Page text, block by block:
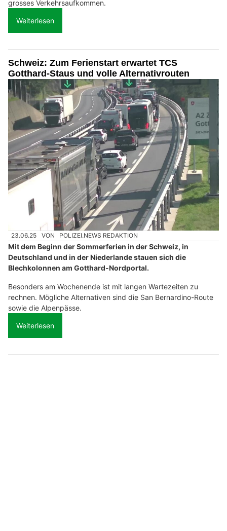
grosses Verkehrsaufkommen.
Weiterlesen
Schweiz: Zum Ferienstart erwartet TCS
Gotthard-Staus und volle Alternativrouten
23.06.25 VON POLIZEI.NEWS REDAKTION
Mit dem Beginn der Sommerferien in der Schweiz, in
Deutschland und in der Niederlande stauen sich die
Blechkolonnen am Gotthard-Nordportal.
Besonders am Wochenende ist mit langen Wartezeiten zu
rechnen. Mögliche Alternativen sind die San Bernardino-Route
sowie die Alpenpässe.
Weiterlesen